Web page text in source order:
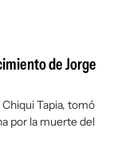
de Jorge
Tapia, tomó
por la muerte del